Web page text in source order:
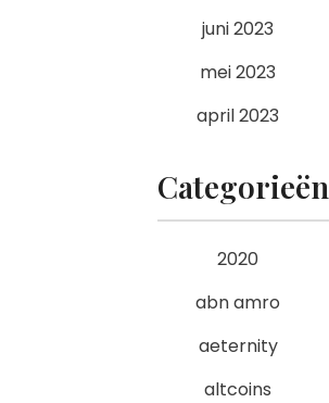
juni 2023
mei 2023
april 2023
Categorieën
2020
abn amro
aeternity
altcoins